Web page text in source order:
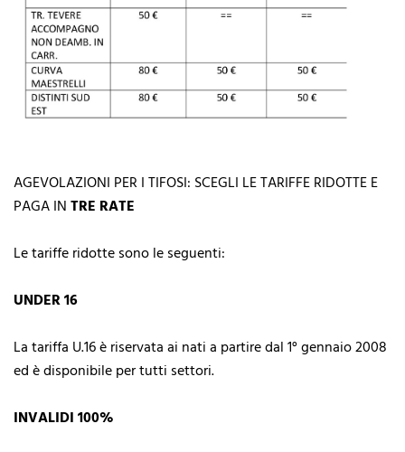
AGEVOLAZIONI PER I TIFOSI: SCEGLI LE TARIFFE RIDOTTE E
PAGA INTRE RATE
Le tariffe ridotte sono le seguenti:
UNDER 16
La tariffa U.16 è riservata ai nati a partire dal 1° gennaio 2008
ed èdisponibile per tutti settori.
INVALIDI 100%